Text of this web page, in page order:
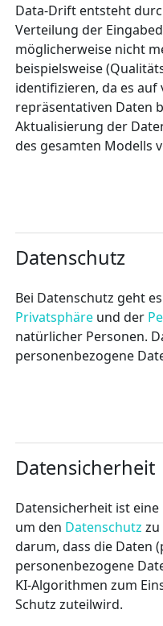
Data-Drift entsteht
Verteilung der
möglicherweise nicht
beispielsweise
identifizieren, da es
repräsentativen Daten
Aktualisierung der
des gesamten Modells
Datenschutz
Bei Datenschutz geht
Privatsphäreund der
natürlicher Personen.
personenbezogene
Datensicherheit
Datensicherheit ist
um den Datenschutz zu
darum, dass die Daten
personenbezogene
KI-Algorithmen zum
Schutz zuteilwird.